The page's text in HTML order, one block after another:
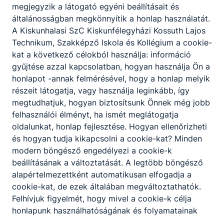
Erasmus+ 2024-1-HU01-KA121-VET-
00204559 - Erasmus+ partnerkeresési
konferencia
Georgia 2024.10.21-25 VET CONNECT – Erasmus+
partnerkeresési konferencia.
Bővebben a projektről
Erasmus+ 2023-1-HU01-KA121-VET-
000124439 - Tanulói mobilitás
2024.10.08-21 között Platamon városában tanulói
mobilitás.
megjegyzik a látogató egyéni beállításait és
általánosságban megkönnyítik a honlap használatát.
A Kiskunhalasi SzC Kiskunfélegyházi Kossuth Lajos
Technikum, Szakképző Iskola és Kollégium a cookie-
kat a következő célokból használja: információ
gyűjtése azzal kapcsolatban, hogyan használja Ön a
honlapot -annak felmérésével, hogy a honlap melyik
részeit látogatja, vagy használja leginkább, így
megtudhatjuk, hogyan biztosítsunk Önnek még jobb
felhasználói élményt, ha ismét meglátogatja
oldalunkat, honlap fejlesztése. Hogyan ellenőrizheti
és hogyan tudja kikapcsolni a cookie-kat? Minden
modern böngésző engedélyezi a cookie-k
beállításának a változtatását. A legtöbb böngésző
alapértelmezettként automatikusan elfogadja a
cookie-kat, de ezek általában megváltoztathatók.
Felhívjuk figyelmét, hogy mivel a cookie-k célja
honlapunk használhatóságának és folyamatainak